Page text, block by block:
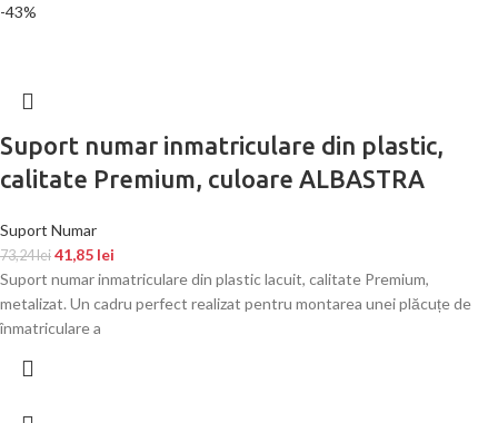
-43%
Suport numar inmatriculare din plastic,
calitate Premium, culoare ALBASTRA
Suport Numar
73,24lei 41,85 lei
Suport numar inmatriculare din plastic lacuit, calitate Premium,
metalizat. Un cadru perfect realizat pentru montarea unei plăcuțe de
înmatriculare a